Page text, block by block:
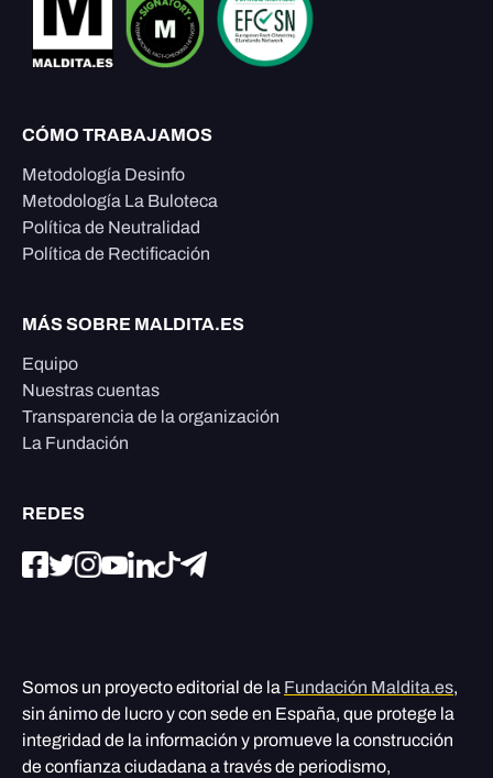
CÓMO TRABAJAMOS
Metodología Desinfo
Metodología La Buloteca
Política de Neutralidad
Política de Rectificación
MÁS SOBRE MALDITA.ES
Equipo
Nuestras cuentas
Transparencia de la organización
La Fundación
REDES
Somos un proyecto editorial de la Fundación Maldita.es,
sin ánimo de lucro y con sede en España, que protege la
integridad de la información y promueve la construcción
de confianza ciudadana a través de periodismo,